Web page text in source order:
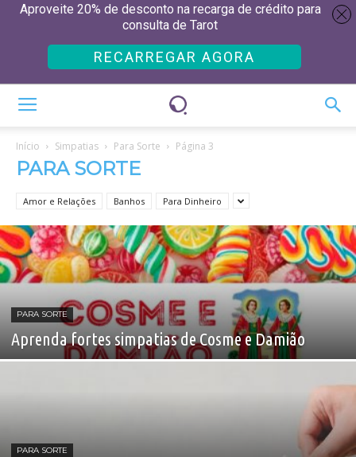
Início Simpatias Para Sorte Página 3
PARA SORTE
Amor e Relações Banhos Para Dinheiro
PARA SORTE
Aprenda fortes simpatias de Cosme e Damião
PARA SORTE
Aproveite 20% de desconto na recarga de crédito para
consulta de Tarot
RECARREGAR AGORA